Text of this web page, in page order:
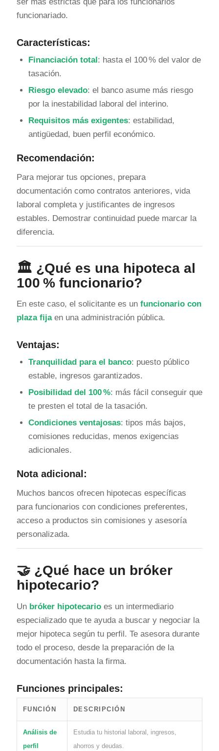
funcionariado.
Características:
Financiación total: hasta el 100 % del valor de
tasación.
Riesgo elevado: el banco asume más riesgo
por la inestabilidad laboral del interino.
Requisitos más exigentes: estabilidad,
antigüedad, buen perfil económico.
Recomendación:
Para mejorar tus opciones, prepara
documentación como contratos anteriores, vida
laboral completa y justificantes de ingresos
estables. Demostrar continuidad puede marcar la
diferencia.
🏛️ ¿Qué es una hipoteca al
100 % funcionario?
En este caso, el solicitante es un funcionario con
plaza fijaen una administración pública.
Ventajas:
Tranquilidad para el banco: puesto público
estable, ingresos garantizados.
Posibilidad del 100 %: más fácil conseguir que
te presten el total de la tasación.
Condiciones ventajosas: tipos más bajos,
comisiones reducidas, menos exigencias
adicionales.
Nota adicional:
Muchos bancos ofrecen hipotecas específicas
para funcionarios con condiciones preferentes,
acceso a productos sin comisiones y asesoría
personalizada.
🤝 ¿Qué hace un bróker
hipotecario?
Un bróker hipotecarioes un intermediario
especializado que te ayuda a buscar y negociar la
mejor hipoteca según tu perfil. Te asesora durante
todo el proceso, desde la preparación de la
documentación hasta la firma.
Funciones principales:
FUNCIÓN DESCRIPCIÓN
Análisis de
perfil
Estudia tu historial laboral, ingresos,
ahorros y deudas.